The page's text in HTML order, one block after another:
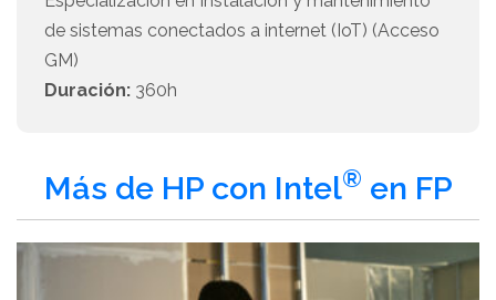
de sistemas conectados a internet (IoT) (Acceso
GM)
Duración: 360h
Más de HP con Intel® en FP